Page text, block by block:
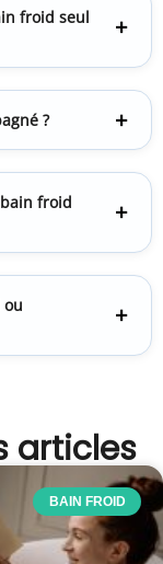
froid seul
?
froid
articles
BAIN FROID